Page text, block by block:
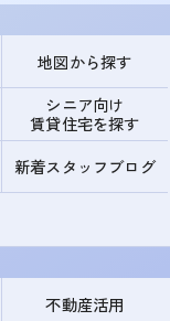
地図から探す
シニア向け
賃貸住宅を探す
新着スタッフブログ
不動産活用